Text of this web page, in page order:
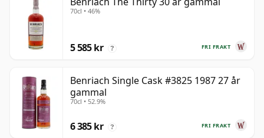
70cl • 46%
FRI FRAKT
5 585 kr ?
Benriach Single Cask #3825 1987 27 år
gammal
70cl • 52.9%
FRI FRAKT
6 385 kr ?